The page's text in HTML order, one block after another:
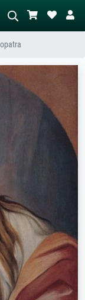
AI-beeldzoeker
scène – bijv. groene
met veel rood, donker
staand naakt naast